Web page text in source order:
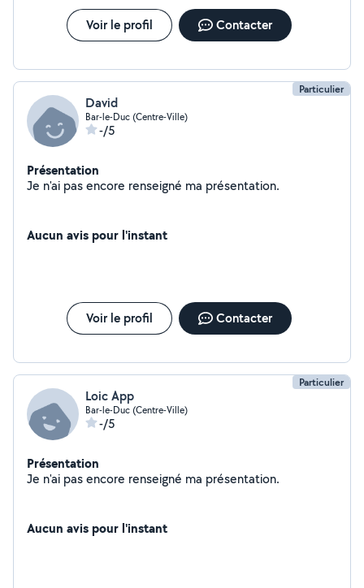
Voir le profil Contacter
Particulier
David
Bar-le-Duc (Centre-Ville)
-/5
Présentation
Je n'ai pas encore renseigné ma présentation.
Aucun avis pour l'instant
Voir le profil Contacter
Particulier
Loic App
Bar-le-Duc (Centre-Ville)
-/5
Présentation
Je n'ai pas encore renseigné ma présentation.
Aucun avis pour l'instant